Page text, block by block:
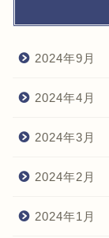
2024年9月
2024年4月
2024年3月
2024年2月
2024年1月